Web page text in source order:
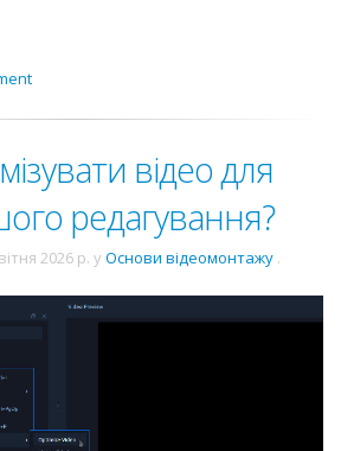
відео для
редагування?
2026 р. у Основи відеомонтажу .